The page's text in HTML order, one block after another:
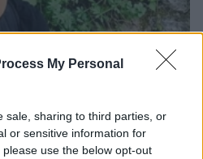
My Personal
sale, sharing to third parties, or
or sensitive information for
use the below opt-out